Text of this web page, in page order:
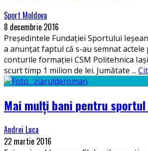
Sport Moldova
8 decembrie 2016
Președintele Fundației Sportului
a anunțat faptul că s-au semnat actele
conturile formației CSM Politehnica
scurt timp 1 milion de lei. Jumătate ...
Mai mulți bani pentru
Andrei Luca
22 martie 2016